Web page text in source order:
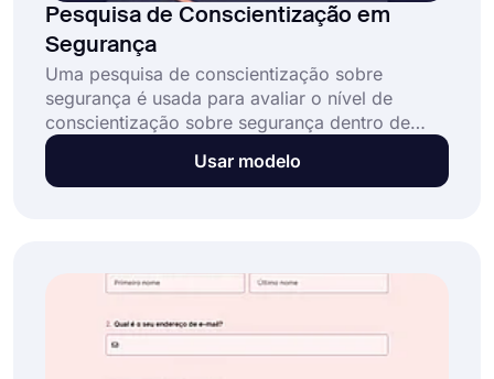
Pesquisa de Conscientização em
Segurança
Uma pesquisa de conscientização sobre
segurança é usada para avaliar o nível de
conscientização sobre segurança dentro de
uma organização entre seus funcionários. Pode
ajudar uma empresa a identificar pontos fracos
segurança personalizada em poucos minutos e
sem custo!
Usar modelo